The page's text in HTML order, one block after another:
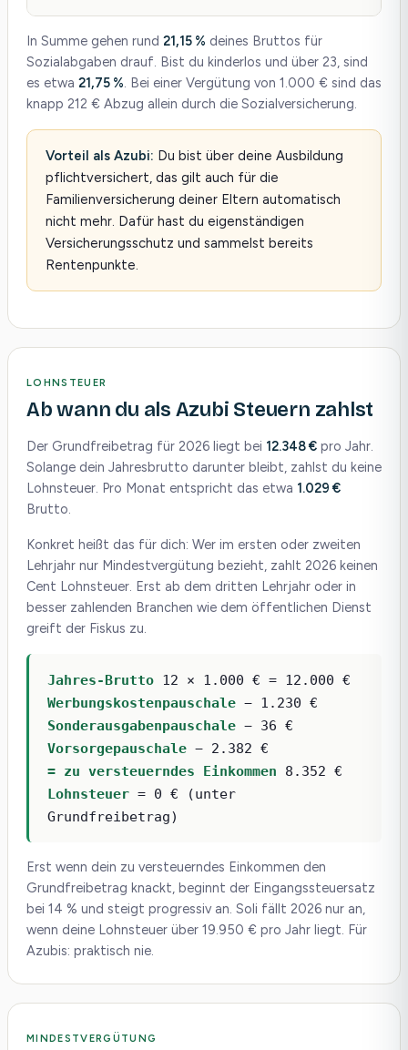
In Summe gehen rund 21,15 % deines Bruttos für
Sozialabgaben drauf. Bist du kinderlos und über 23, sind
es etwa 21,75 %. Bei einer Vergütung von 1.000 € sind das
knapp 212 € Abzug allein durch die Sozialversicherung.
Vorteil als Azubi: Du bist über deine Ausbildung
pflichtversichert, das gilt auch für die
Familienversicherung deiner Eltern automatisch
nicht mehr. Dafür hast du eigenständigen
Versicherungsschutz und sammelst bereits
Rentenpunkte.
LOHNSTEUER
Ab wann du als Azubi Steuern zahlst
Der Grundfreibetrag für 2026 liegt bei 12.348 € pro Jahr.
Solange dein Jahresbrutto darunter bleibt, zahlst du keine
Lohnsteuer. Pro Monat entspricht das etwa 1.029 €
Brutto.
Konkret heißt das für dich: Wer im ersten oder zweiten
Lehrjahr nur Mindestvergütung bezieht, zahlt 2026 keinen
Cent Lohnsteuer. Erst ab dem dritten Lehrjahr oder in
besser zahlenden Branchen wie dem öffentlichen Dienst
greift der Fiskus zu.
Jahres-Brutto 12 × 1.000 € = 12.000 €
Werbungskostenpauschale − 1.230 €
Sonderausgabenpauschale − 36 €
Vorsorgepauschale − 2.382 €
= zu versteuerndes Einkommen 8.352 €
Lohnsteuer = 0 € (unter
Grundfreibetrag)
Erst wenn dein zu versteuerndes Einkommen den
Grundfreibetrag knackt, beginnt der Eingangssteuersatz
bei 14 % und steigt progressiv an. Soli fällt 2026 nur an,
wenn deine Lohnsteuer über 19.950 € pro Jahr liegt. Für
Azubis: praktisch nie.
MINDESTVERGÜTUNG